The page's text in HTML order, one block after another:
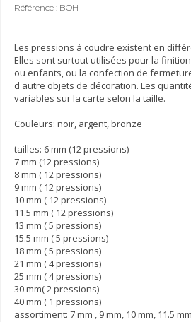
Référence : BOH
Les pressions à coudre existent en
Elles sont surtout utilisées pour la
ou enfants, ou la confection de
d'autre objets de décoration. Les
variables sur la carte selon la taille.
Couleurs: noir, argent, bronze
tailles: 6 mm (12 pressions)
7 mm (12 pressions)
8 mm ( 12 pressions)
9 mm ( 12 pressions)
10 mm ( 12 pressions)
11.5 mm ( 12 pressions)
13 mm ( 5 pressions)
15.5 mm ( 5 pressions)
18 mm ( 5 pressions)
21 mm ( 4 pressions)
25 mm ( 4 pressions)
30 mm( 2 pressions)
40 mm ( 1 pressions)
assortiment: 7 mm , 9 mm, 10 mm, 11.5